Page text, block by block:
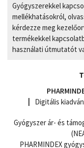
Gyógyszerekkel
mellékhatásokról,
kérdezze meg
termékekkel
használati útmutatót
Digitális
Gyógyszer ár- és
PHARMINDEX